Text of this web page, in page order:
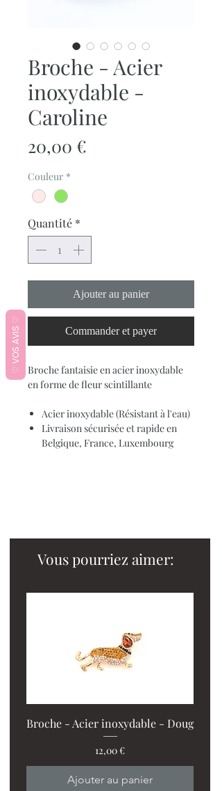
Broche - Acier
inoxydable -
Caroline
20,00 €
Couleur *
Quantité *
Ajouter au panier
Commander et payer
Broche fantaisie en acier inoxydable
en forme de fleur scintillante
Acier inoxydable (Résistant à l'eau)
Livraison sécurisée et rapide en
Belgique, France, Luxembourg
Vous pourriez aimer:
Broche - Acier inoxydable - Doug
Prix
12,00 €
Ajouter au panier
♡ VOS AVIS ♡